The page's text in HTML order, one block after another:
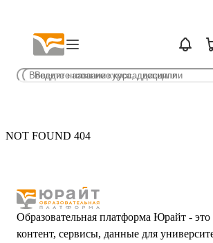
NOT FOUND 404
Образовательная платформа Юрайт -
контент, сервисы, данные для